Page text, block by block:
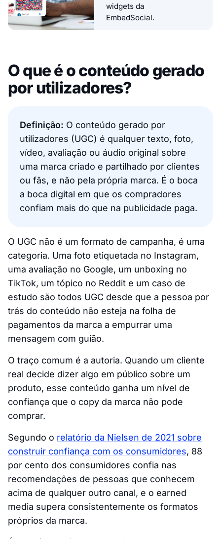
widgets da
EmbedSocial.
O que é o conteúdo gerado
por utilizadores?
Definição: O conteúdo gerado por
utilizadores (UGC) é qualquer texto, foto,
vídeo, avaliação ou áudio original sobre
uma marca criado e partilhado por clientes
ou fãs, e não pela própria marca. É o boca
a boca digital em que os compradores
confiam mais do que na publicidade paga.
O UGC não é um formato de campanha, é uma
categoria. Uma foto etiquetada no Instagram,
uma avaliação no Google, um unboxing no
TikTok, um tópico no Reddit e um caso de
estudo são todos UGC desde que a pessoa por
trás do conteúdo não esteja na folha de
pagamentos da marca a empurrar uma
mensagem com guião.
O traço comum é a autoria. Quando um cliente
real decide dizer algo em público sobre um
produto, esse conteúdo ganha um nível de
confiança que o copy da marca não pode
comprar.
Segundo o relatório da Nielsen de 2021 sobre
construir confiança com os consumidores, 88
por cento dos consumidores confia nas
recomendações de pessoas que conhecem
acima de qualquer outro canal, e o earned
media supera consistentemente os formatos
próprios da marca.